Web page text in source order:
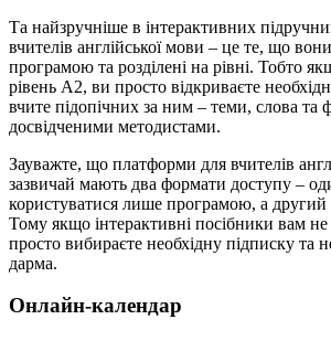
Та найзручніше в інтерактивних
вчителів англійської мови – це те, що
програмою та розділені на рівні. Тобто
рівень А2, ви просто відкриваєте
вчите підопічних за ним – теми, слова та
досвідченими методистами.
Зауважте, що платформи для вчителів
зазвичай мають два формати доступу –
користуватися лише програмою, а
Тому якщо інтерактивні посібники вам не
просто вибираєте необхідну підписку та
дарма.
Онлайн-календар